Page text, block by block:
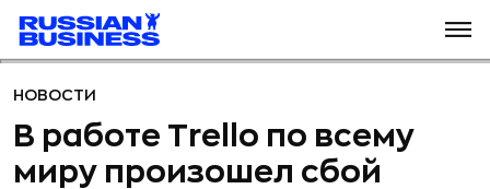
НОВОСТИ
В работе Trello по всему
миру произошел сбой